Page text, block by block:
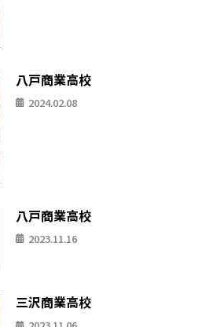
八戸商業高校
2024.02.08
八戸商業高校
2023.11.16
三沢商業高校